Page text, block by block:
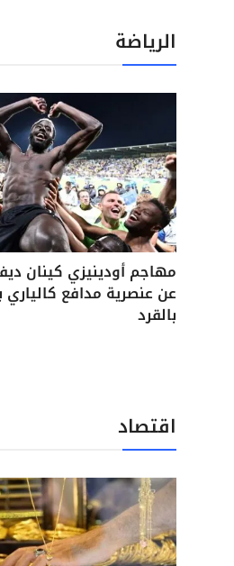
الرياضة
مهاجم أودينيزي كينان
عن عنصرية مدافع
بالقرد
اقتصاد